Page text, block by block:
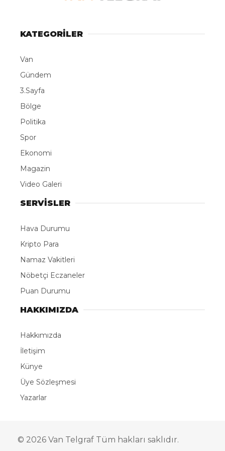
KATEGORİLER
Van
Gündem
3.Sayfa
Bölge
Politika
Spor
Ekonomi
Magazin
Video Galeri
SERVİSLER
Hava Durumu
Kripto Para
Namaz Vakitleri
Nöbetçi Eczaneler
Puan Durumu
HAKKIMIZDA
Hakkımızda
İletişim
Künye
Üye Sözleşmesi
Yazarlar
© 2026 Van Telgraf Tüm hakları saklıdır.